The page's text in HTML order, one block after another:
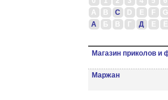
A
B C D E F G
А
Б В Г Д Е Ё
Магазин приколов и
Маржан